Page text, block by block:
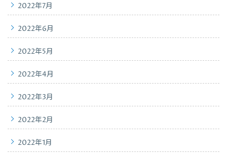
2022年7月
2022年6月
2022年5月
2022年4月
2022年3月
2022年2月
2022年1月